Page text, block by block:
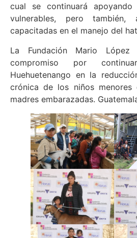
cual se continuará
vulnerables, pero
capacitadas en el manejo del
La Fundación Mario López
compromiso por
Huehuetenango en la
crónica de los niños
madres embarazadas.